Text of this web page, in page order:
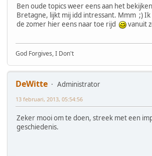
Ben oude topics weer eens aan het
Bretagne, lijkt mij idd intressant. Mmm ;) Ik
de zomer hier eens naar toe rijd
vanuit
God Forgives, I Don't
DeWitte
Administrator
13 februari, 2013, 05:54:56
Zeker mooi om te doen, streek met een
geschiedenis.